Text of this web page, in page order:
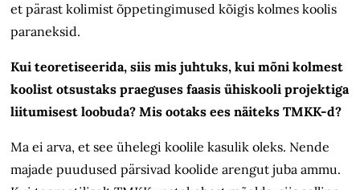
et pärast kolimist õppetingimused kõigis kolmes koolis
paraneksid.
Kui teoretiseerida, siis mis juhtuks, kui mõni kolmest
koolist otsustaks praeguses faasis ühiskooli projektiga
liitumisest loobuda? Mis ootaks ees näiteks TMKK-d?
Ma ei arva, et see ühelegi koolile kasulik oleks. Nende
majade puudused pärsivad koolide arengut juba ammu.